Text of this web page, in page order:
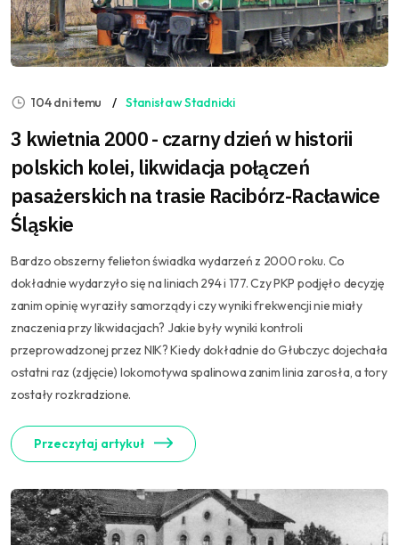
104 dni temu Stanisław Stadnicki
3 kwietnia 2000 - czarny dzień w historii
polskich kolei, likwidacja połączeń
pasażerskich na trasie Racibórz-Racławice
Śląskie
Bardzo obszerny felieton świadka wydarzeń z 2000 roku. Co
dokładnie wydarzyło się na liniach 294 i 177. Czy PKP podjęło decyzję
zanim opinię wyraziły samorządy i czy wyniki frekwencji nie miały
znaczenia przy likwidacjach? Jakie były wyniki kontroli
przeprowadzonej przez NIK? Kiedy dokładnie do Głubczyc dojechała
ostatni raz (zdjęcie) lokomotywa spalinowa zanim linia zarosła, a tory
zostały rozkradzione.
Przeczytaj artykuł